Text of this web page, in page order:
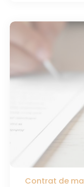
Contrat de